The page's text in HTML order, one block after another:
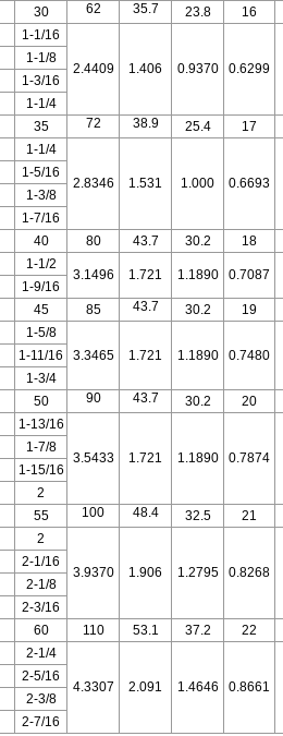
30 62 35.7 23.8 16
1-1/16
2.4409 1.406 0.9370 0.6299
1-1/8
1-3/16
1-1/4
35 72 38.9 25.4 17
1-1/4
2.8346 1.531 1.000 0.6693
1-5/16
1-3/8
1-7/16
40 80 43.7 30.2 18
1-1/2
3.1496 1.721 1.1890 0.7087
1-9/16
45 85 43.7 30.2 19
1-5/8
3.3465
1.721 1.1890 0.7480
1-11/16
1-3/4
50 90 43.7 30.2 20
1-13/16
3.5433 1.721 1.1890 0.7874
1-7/8
1-15/16
2
55 100 48.4 32.5 21
2
3.9370 1.906 1.2795 0.8268
2-1/16
2-1/8
2-3/16
60 110 53.1 37.2 22
2-1/4
4.3307 2.091 1.4646 0.8661
2-5/16
2-3/8
2-7/16